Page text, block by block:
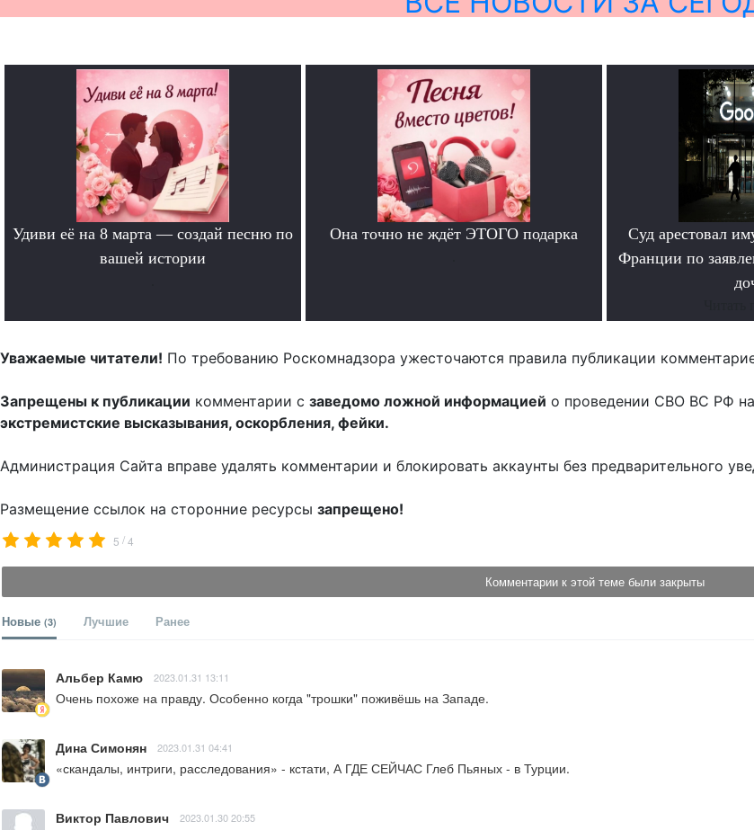
Удиви её на 8 марта — создай песню по
вашей истории
Она точно не ждёт ЭТОГО подарка
Суд арестовал
Франции по
Уважаемые читатели! По требованию Роскомнадзора ужесточаются правила публикации
Запрещены к публикации комментарии с заведомо ложной информацией о проведении СВО ВС РФ
экстремистские высказывания, оскорбления, фейки.
Администрация Сайта вправе удалять комментарии и блокировать аккаунты без предварительного
Размещение ссылок на сторонние ресурсы запрещено!
5 /4
Комментарии к этой теме были закрыты
Новые (3) Лучшие Ранее
Альбер Камю 2023.01.31 13:11
Очень похоже на правду. Особенно когда "трошки" поживёшь на Западе.
Дина Симонян 2023.01.31 04:41
«скандалы, интриги, расследования» - кстати, А ГДЕ СЕЙЧАС Глеб Пьяных - в Турции.
Виктор Павлович 2023.01.30 20:55